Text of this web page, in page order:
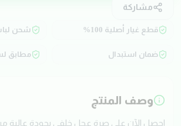
مشاركة
قطع غيار أصلية 100% شحن
ضمان استبدال مطابق
وصف المنتج